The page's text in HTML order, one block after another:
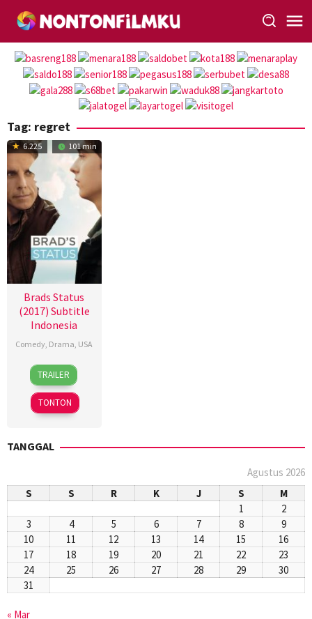
Tag: regret
6.225 101 min
Brads Status
(2017) Subtitle
Indonesia
Comedy, Drama, USA
14
Sep
2017
Mike
White
TRAILER
TONTON
TANGGAL
Agustus 2026
S
S R K J S
M
1
2
3
4 5 6 7 8
9
10
11 12 13 14 15
16
17
18 19 20 21 22
23
24
25 26 27 28 29
30
31
« Mar